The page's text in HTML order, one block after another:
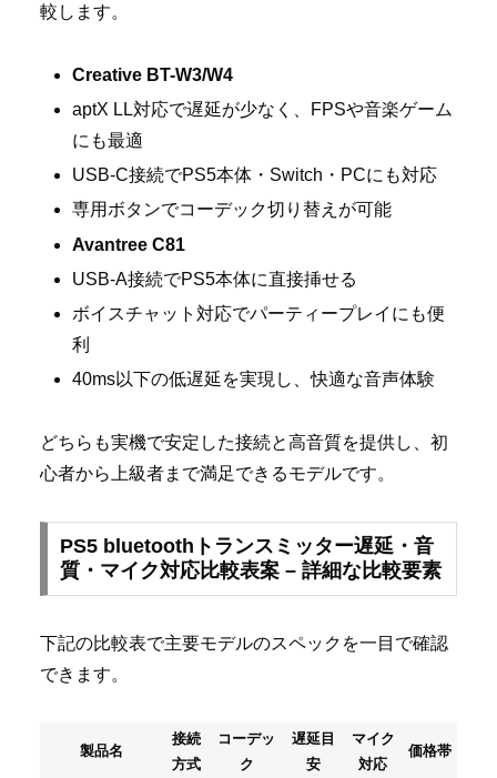
較します。
Creative BT-W3/W4
aptX LL対応で遅延が少なく、FPSや音楽ゲーム
にも最適
USB-C接続でPS5本体・Switch・PCにも対応
専用ボタンでコーデック切り替えが可能
Avantree C81
USB-A接続でPS5本体に直接挿せる
ボイスチャット対応でパーティープレイにも便
利
40ms以下の低遅延を実現し、快適な音声体験
どちらも実機で安定した接続と高音質を提供し、初
心者から上級者まで満足できるモデルです。
PS5 bluetoothトランスミッター遅延・音
質・マイク対応比較表案 – 詳細な比較要素
下記の比較表で主要モデルのスペックを一目で確認
できます。
製品名
接続
方式
コーデッ
ク
遅延目
安
マイク
対応
価格帯